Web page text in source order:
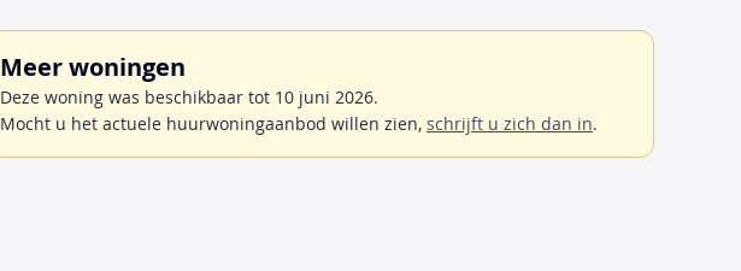
Meer woningen
Deze woning was beschikbaar tot 10 juni 2026.
Mocht u het actuele huurwoningaanbod willen zien, schrijft u zich dan in.